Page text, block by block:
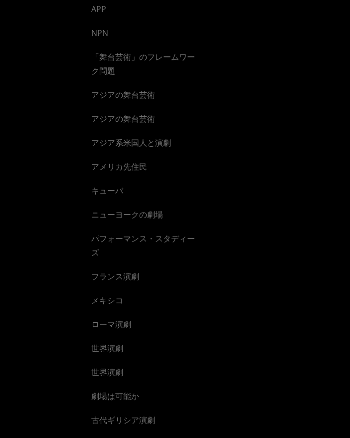
APP
NPN
「舞台芸術」のフレームワー
ク問題
アジアの舞台芸術
アジアの舞台芸術
アジア系米国人と演劇
アメリカ先住民
キューバ
ニューヨークの劇場
パフォーマンス・スタディー
ズ
フランス演劇
メキシコ
ローマ演劇
世界演劇
世界演劇
劇場は可能か
古代ギリシア演劇